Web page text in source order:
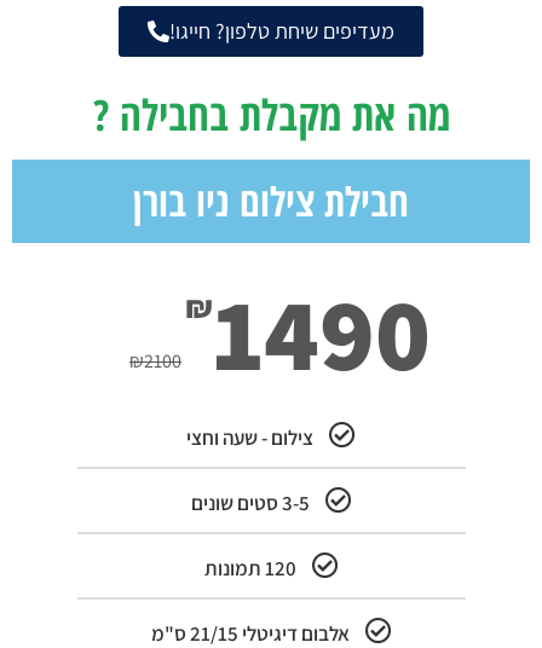
מעדיפים שיחת טלפון? חייגו!
מה את מקבלת בחבילה ?
חבילת צילום ניו בורן
₪2100
₪1490
צילום - שעה וחצי
3-5 סטים שונים
120 תמונות
אלבום דיגיטלי 21/15 ס"מ